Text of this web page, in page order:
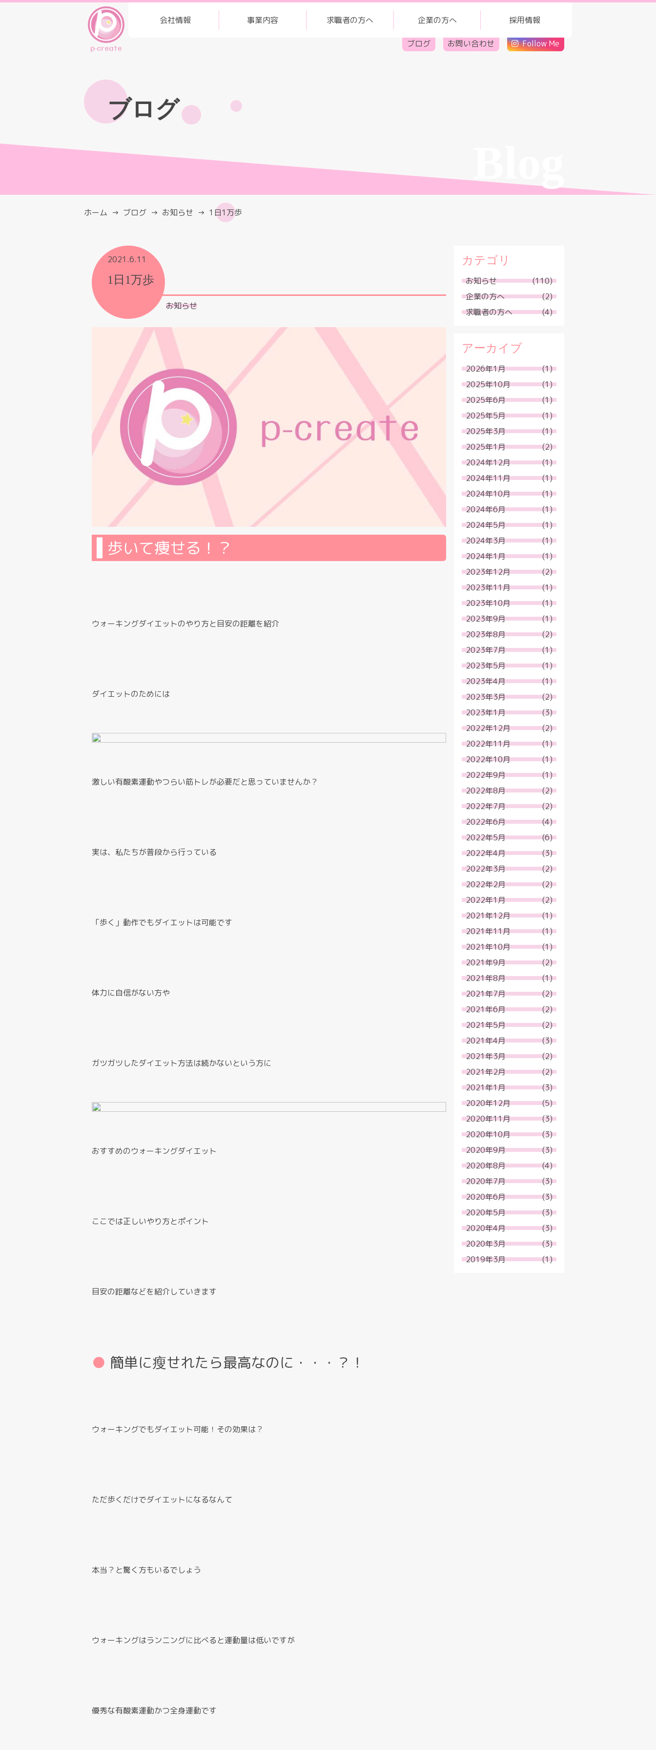
会社情報 事業内容 求職者の方へ 企業の方へ 採用情報
ブログ お問い合わせ Follow Me
ブログ
ホーム ブログ お知らせ 1日1万歩
2021.6.11
1日1万歩
お知らせ
歩いて痩せる！？
ウォーキングダイエットのやり方と目安の距離を紹介
ダイエットのためには
激しい有酸素運動やつらい筋トレが必要だと思っていませんか？
実は、私たちが普段から行っている
「歩く」動作でもダイエットは可能です
体力に自信がない方や
ガツガツしたダイエット方法は続かないという方に
おすすめのウォーキングダイエット
ここでは正しいやり方とポイント
目安の距離などを紹介していきます
簡単に瘦せれたら最高なのに・・・？！
ウォーキングでもダイエット可能！その効果は？
ただ歩くだけでダイエットになるなんて
本当？と驚く方もいるでしょう
ウォーキングはランニングに比べると運動量は低いですが
優秀な有酸素運動かつ全身運動です
カテゴリ
お知らせ
(110)
企業の方へ
(2)
求職者の方へ
(4)
アーカイブ
2026年1月
(1)
2025年10月
(1)
2025年6月
(1)
2025年5月
(1)
2025年3月
(1)
2025年1月
(2)
2024年12月
(1)
2024年11月
(1)
2024年10月
(1)
2024年6月
(1)
2024年5月
(1)
2024年3月
(1)
2024年1月
(1)
2023年12月
(2)
2023年11月
(1)
2023年10月
(1)
2023年9月
(1)
2023年8月
(2)
2023年7月
(1)
2023年5月
(1)
2023年4月
(1)
2023年3月
(2)
2023年1月
(3)
2022年12月
(2)
2022年11月
(1)
2022年10月
(1)
2022年9月
(1)
2022年8月
(2)
2022年7月
(2)
2022年6月
(4)
2022年5月
(6)
2022年4月
(3)
2022年3月
(2)
2022年2月
(2)
2022年1月
(2)
2021年12月
(1)
2021年11月
(1)
2021年10月
(1)
2021年9月
(2)
2021年8月
(1)
2021年7月
(2)
2021年6月
(2)
2021年5月
(2)
2021年4月
(3)
2021年3月
(2)
2021年2月
(2)
2021年1月
(3)
2020年12月
(5)
2020年11月
(3)
2020年10月
(3)
2020年9月
(3)
2020年8月
(4)
2020年7月
(3)
2020年6月
(3)
2020年5月
(3)
2020年4月
(3)
2020年3月
(3)
2019年3月
(1)